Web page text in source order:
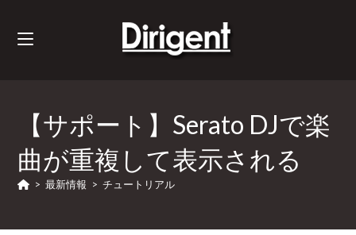
【サポート】Serato DJで楽
曲が重複して表示される
> 最新情報 > チュートリアル